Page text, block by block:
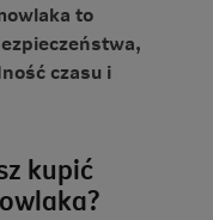
to
czasu i
kupić